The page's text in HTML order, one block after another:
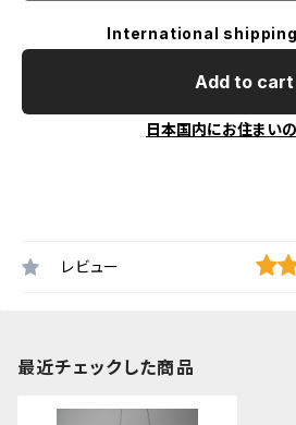
International
Add to cart
日本国内にお住まい
レビュー
最近チェックした商品